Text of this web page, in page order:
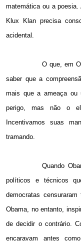
matemática ou a
Klux Klan precisa
acidental.
O que, em
saber que a
mais que a ameaça ou
perigo, mas não o
Incentivamos suas
tramando.
Quando
políticos e técnicos
democratas
Obama, no entanto,
de decidir o contrário.
encaravam antes